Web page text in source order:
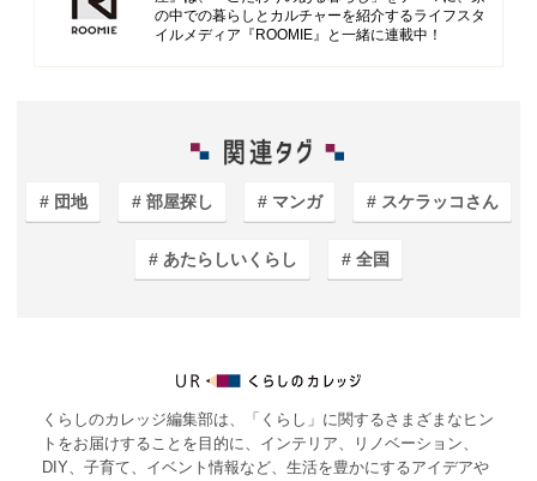
の中での暮らしとカルチャーを紹介するライフスタ
イルメディア『ROOMIE』と一緒に連載中！
団地 部屋探し マンガ スケラッコさん
あたらしいくらし 全国
くらしのカレッジ編集部は、「くらし」に関するさまざまなヒン
トをお届けすることを目的に、インテリア、リノベーション、
DIY、子育て、イベント情報など、生活を豊かにするアイデアや